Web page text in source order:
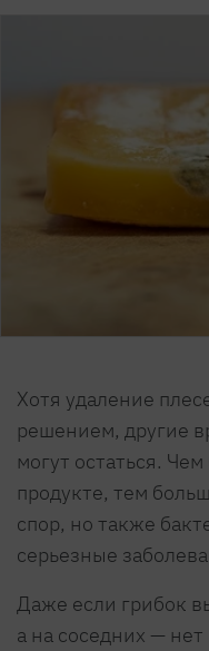
Хотя удаление
решением, другие
могут остаться.
продукте, тем
спор, но также
серьезные
Даже если грибок
а на соседних —